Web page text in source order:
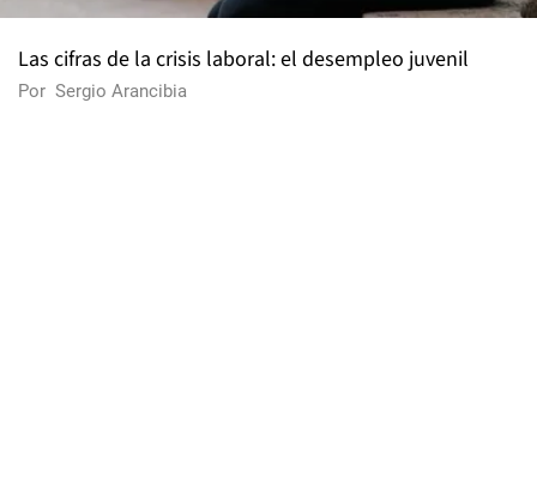
Las cifras de la crisis laboral: el desempleo juvenil
Por Sergio Arancibia